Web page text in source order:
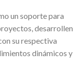
un soporte para
desarrollen
su respectiva
dinámicos y